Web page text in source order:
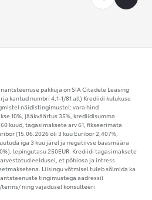
pakkuja on SIA Citadele Leasing
kantud numbri 4,1-1/81 all) Krediidi kulukuse
näidistingimustel: vara hind
10%, jääkväärtus 35%, krediidisumma
kuud, tagasimaksete arv 61, fikseerimata
(15.06.2026 oli 3 kuu Euribor 2,407%,
iga 3 kuu järel ja negatiivse baasmäära
lepingutasu 250EUR. Krediidi tagasimaksete
arvestatud eeldusel, et põhiosa ja intress
Liisingu võtmisel tuleb sõlmida ka
tingimustega aadressil
ning vajadusel konsulteeri